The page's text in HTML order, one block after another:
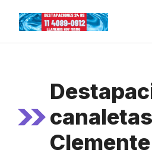
content